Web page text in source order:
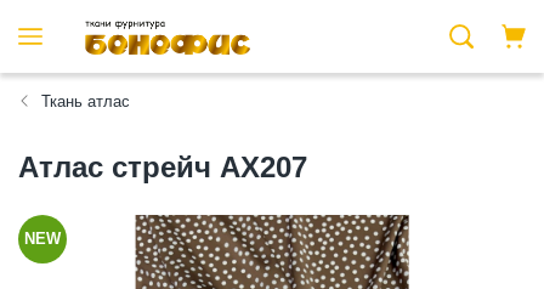
Ткань атлас
Атлас стрейч АХ207
NEW